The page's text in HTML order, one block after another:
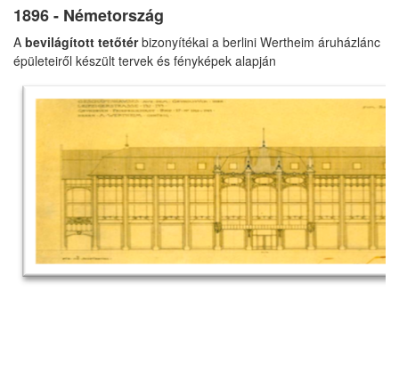
1896 - Németország
A bevilágított tetőtérbizonyítékai a berlini Wertheim áruházlánc
épületeiről készült tervek és fényképek alapján